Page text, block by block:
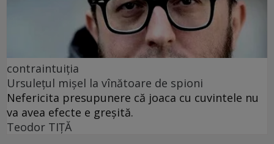
contraintuiția
Ursulețul mișel la vînătoare de spioni
Nefericita presupunere că joaca cu cuvintele nu
va avea efecte e greșită.
Teodor TIŢĂ